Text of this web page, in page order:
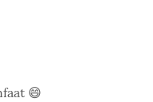
😄